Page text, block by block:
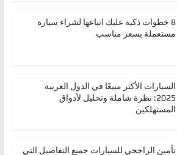
8 خطوات ذكية عليك اتباعها لشراء سيارة
مستعملة بسعر مناسب
السيارات الأكثر مبيعًا في الدول العربية
2025: نظرة شاملة وتحليل لأذواق
المستهلكين
تأمين الراجحي للسيارات جميع التفاصيل التي